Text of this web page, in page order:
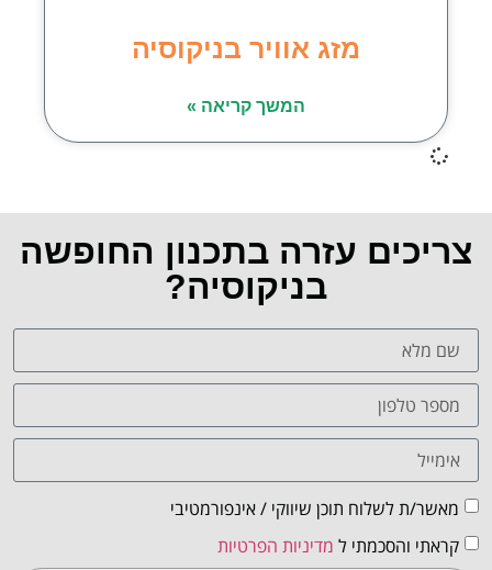
מזג אוויר בניקוסיה
המשך קריאה »
צריכים עזרה בתכנון החופשה
בניקוסיה?
מאשר/ת לשלוח תוכן שיווקי / אינפורמטיבי
קראתי והסכמתי ל מדיניות הפרטיות